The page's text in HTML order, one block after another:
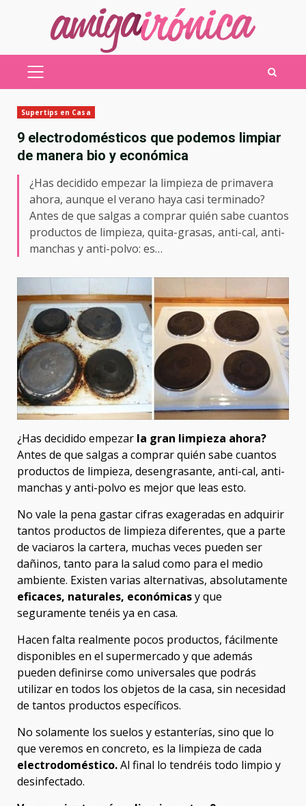
MENÚ
Supertips en Casa
9 electrodomésticos que podemos limpiar
de manera bio y económica
¿Has decidido empezar la limpieza de primavera
ahora, aunque el verano haya casi terminado?
Antes de que salgas a comprar quién sabe cuantos
productos de limpieza, quita-grasas, anti-cal, anti-
manchas y anti-polvo: es…
¿Has decidido empezar la gran limpieza ahora?
Antes de que salgas a comprar quién sabe cuantos
productos de limpieza, desengrasante, anti-cal, anti-
manchas y anti-polvo es mejor que leas esto.
No vale la pena gastar cifras exageradas en adquirir
tantos productos de limpieza diferentes, que a parte
de vaciaros la cartera, muchas veces pueden ser
dañinos, tanto para la salud como para el medio
ambiente. Existen varias alternativas, absolutamente
eficaces, naturales, económicasy que
seguramente tenéis ya en casa.
Hacen falta realmente pocos productos, fácilmente
disponibles en el supermercado y que además
pueden definirse como universales que podrás
utilizar en todos los objetos de la casa, sin necesidad
de tantos productos específicos.
No solamente los suelos y estanterías, sino que lo
que veremos en concreto, es la limpieza de cada
electrodoméstico.Al final lo tendréis todo limpio y
desinfectado.